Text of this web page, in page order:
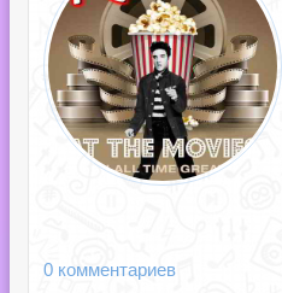
0 комментариев